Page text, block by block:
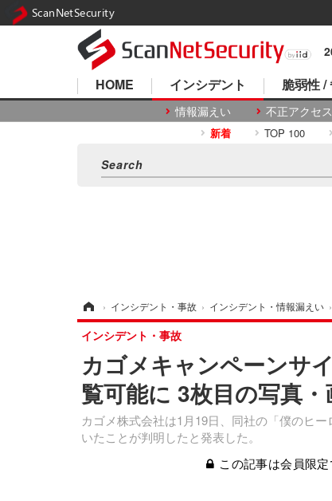
HOME インシデント
情報漏えい 不正アクセス
脆弱性 /
新着 TOP 100
› インシデント・事故 › インシデント・情報漏えい ›
カゴメキャンペーンサ
覧可能に 3枚目の写真・
カゴメ株式会社は1月19日、同社の「僕のヒ
いたことが判明したと発表した。
インシデント・事故
この記事は会員限
ScanNetSecurity